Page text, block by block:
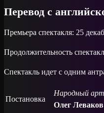
Перевод с
Премьера спектакля: 25
Продолжительность
Спектакль идет с одним
Постановка
Народный
Олег Леваков